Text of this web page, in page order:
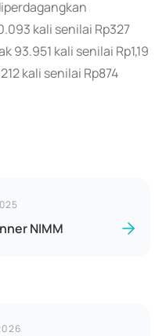
kali senilai Rp327
93.951 kali senilai Rp1,19
kali senilai Rp874
NIMM